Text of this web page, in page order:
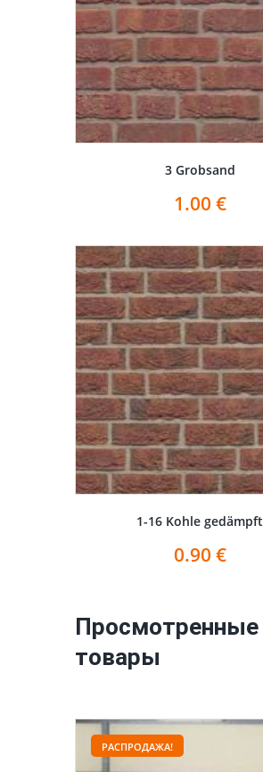
3 Grobsand
1.00 €
1-16 Kohle gedämpft
0.90 €
Просмотренные
товары
РАСПРОДАЖА!